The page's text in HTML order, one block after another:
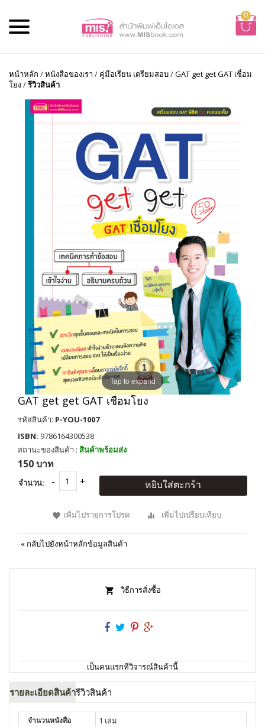
0
หน้าหลัก /หนังสือของเรา / คู่มือเรียน เตรียมสอบ/GAT get get GAT เชื่อม
โยง/รีวิวสินค้า
Tap to expand
GAT get get GAT เชื่อมโยง
รหัสสินค้า: P-YOU-1007
ISBN: 9786164300538
สถานะของสินค้า : สินค้าพร้อมส่ง
150 บาท
จำนวน: หยิบใส่ตะกร้า
เพิ่มไปรายการโปรด เพิ่มไปเปรียบเทียบ
« กลับไปยังหน้าหลักข้อมูลสินค้า
วิธีการสั่งซื้อ
เป็นคนแรกที่วิจารณ์สินค้านี้
รายละเอียดสินค้ารีวิวสินค้า
จำนวนหนังสือ 1 เล่ม